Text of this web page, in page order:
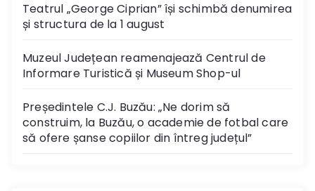
c
o
l
e
Teatrul „George Ciprian” își schimbă denumirea
și structura de la 1 august
Muzeul Județean reamenajează Centrul de
Informare Turistică și Museum Shop-ul
Președintele C.J. Buzău: „Ne dorim să
construim, la Buzău, o academie de fotbal care
să ofere șanse copiilor din întreg județul”